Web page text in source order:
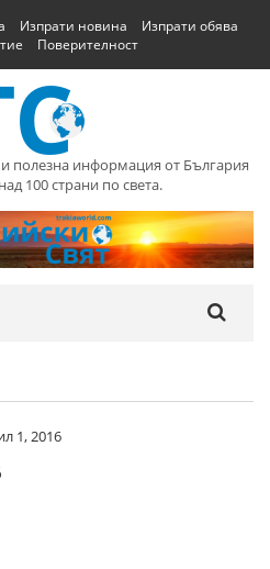
Изпрати новина
Изпрати обява
Поверителност
полезна информация от България
100 страни по света.
1, 2016